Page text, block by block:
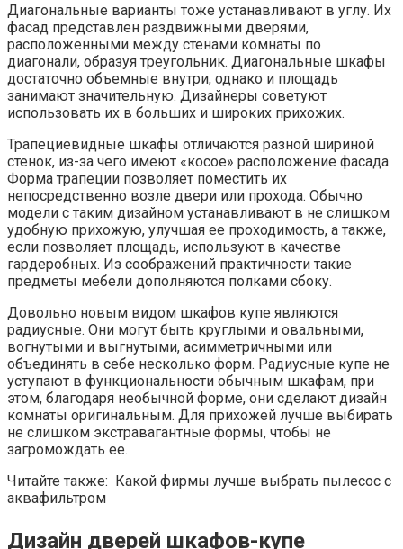
Диагональные варианты тоже устанавливают в углу. Их
фасад представлен раздвижными дверями,
расположенными между стенами комнаты по
диагонали, образуя треугольник. Диагональные шкафы
достаточно объемные внутри, однако и площадь
занимают значительную. Дизайнеры советуют
использовать их в больших и широких прихожих.
Трапециевидные шкафы отличаются разной шириной
стенок, из-за чего имеют «косое» расположение фасада.
Форма трапеции позволяет поместить их
непосредственно возле двери или прохода. Обычно
модели с таким дизайном устанавливают в не слишком
удобную прихожую, улучшая ее проходимость, а также,
если позволяет площадь, используют в качестве
гардеробных. Из соображений практичности такие
предметы мебели дополняются полками сбоку.
Довольно новым видом шкафов купе являются
радиусные. Они могут быть круглыми и овальными,
вогнутыми и выгнутыми, асимметричными или
объединять в себе несколько форм. Радиусные купе не
уступают в функциональности обычным шкафам, при
этом, благодаря необычной форме, они сделают дизайн
комнаты оригинальным. Для прихожей лучше выбирать
не слишком экстравагантные формы, чтобы не
загромождать ее.
Читайте также: Какой фирмы лучше выбрать пылесос с
аквафильтром
Дизайн дверей шкафов-купе